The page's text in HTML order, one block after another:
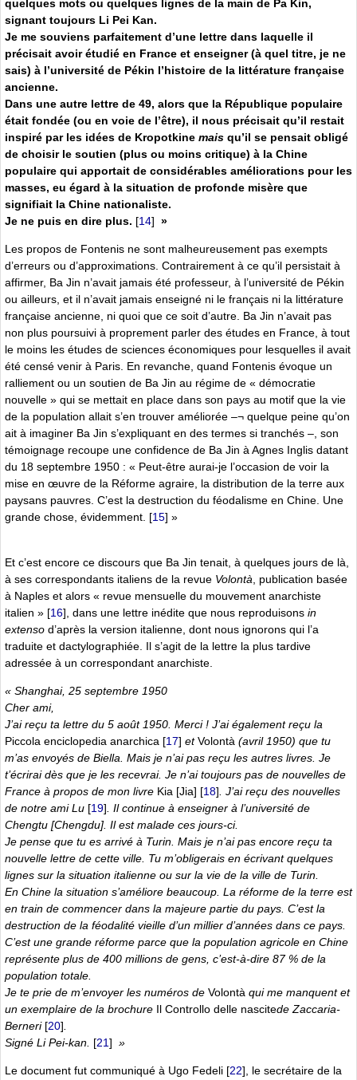
quelques mots ou quelques lignes de la main de Pa Kin,
signant toujours Li Pei Kan.
Je me souviens parfaitement d’une lettre dans laquelle il
précisait avoir étudié en France et enseigner (à quel titre, je ne
sais) à l’université de Pékin l’histoire de la littérature française
ancienne.
Dans une autre lettre de 49, alors que la République populaire
était fondée (ou en voie de l’être), il nous précisait qu’il restait
inspiré par les idées de Kropotkine mais qu’il se pensait obligé
de choisir le soutien (plus ou moins critique) à la Chine
populaire qui apportait de considérables améliorations pour les
masses, eu égard à la situation de profonde misère que
signifiait la Chine nationaliste.
Je ne puis en dire plus. [14] »
Les propos de Fontenis ne sont malheureusement pas exempts
d’erreurs ou d’approximations. Contrairement à ce qu’il persistait à
affirmer, Ba Jin n’avait jamais été professeur, à l’université de Pékin
ou ailleurs, et il n’avait jamais enseigné ni le français ni la littérature
française ancienne, ni quoi que ce soit d’autre. Ba Jin n’avait pas
non plus poursuivi à proprement parler des études en France, à tout
le moins les études de sciences économiques pour lesquelles il avait
été censé venir à Paris. En revanche, quand Fontenis évoque un
ralliement ou un soutien de Ba Jin au régime de « démocratie
nouvelle » qui se mettait en place dans son pays au motif que la vie
de la population allait s’en trouver améliorée –¬ quelque peine qu’on
ait à imaginer Ba Jin s’expliquant en des termes si tranchés –, son
témoignage recoupe une confidence de Ba Jin à Agnes Inglis datant
du 18 septembre 1950 : « Peut-être aurai-je l’occasion de voir la
mise en œuvre de la Réforme agraire, la distribution de la terre aux
paysans pauvres. C’est la destruction du féodalisme en Chine. Une
grande chose, évidemment. [15] »
Et c’est encore ce discours que Ba Jin tenait, à quelques jours de là,
à ses correspondants italiens de la revue Volontà , publication basée
à Naples et alors « revue mensuelle du mouvement anarchiste
italien » [16] , dans une lettre inédite que nous reproduisons in
extenso d’après la version italienne, dont nous ignorons qui l’a
traduite et dactylographiée. Il s’agit de la lettre la plus tardive
adressée à un correspondant anarchiste.
« Shanghai, 25 septembre 1950
Cher ami,
J’ai reçu ta lettre du 5 août 1950. Merci ! J’ai également reçu la
Piccola enciclopedia anarchica [17] etVolontà (avril 1950) que tu
m’as envoyés de Biella. Mais je n’ai pas reçu les autres livres. Je
t’écrirai dès que je les recevrai. Je n’ai toujours pas de nouvelles de
France à propos de mon livre Kia [Jia] [18] . J’ai reçu des nouvelles
de notre ami Lu [19] . Il continue à enseigner à l’université de
Chengtu [Chengdu]. Il est malade ces jours-ci.
Je pense que tu es arrivé à Turin. Mais je n’ai pas encore reçu ta
nouvelle lettre de cette ville. Tu m’obligerais en écrivant quelques
lignes sur la situation italienne ou sur la vie de la ville de Turin.
En Chine la situation s’améliore beaucoup. La réforme de la terre est
en train de commencer dans la majeure partie du pays. C’est la
destruction de la féodalité vieille d’un millier d’années dans ce pays.
C’est une grande réforme parce que la population agricole en Chine
représente plus de 400 millions de gens, c’est-à-dire 87 % de la
population totale.
Je te prie de m’envoyer les numéros de Volontà qui me manquent et
un exemplaire de la brochure Il Controllo delle nascitede Zaccaria-
Berneri[20]
Signé Li Pei-kan. [21] »
Le document fut communiqué à Ugo Fedeli [22], le secrétaire de la